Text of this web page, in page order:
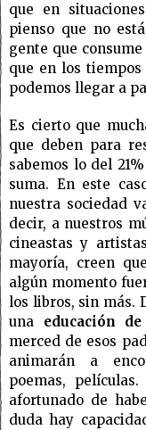
que en
pienso que no
gente que
que en los
podemos llegar a
Es cierto que
que deben para
sabemos lo del
suma. En este
nuestra sociedad
decir, a nuestros
cineastas y
mayoría, creen
algún momento
los libros, sin más.
una educación
merced de esos
animarán a
poemas,
afortunado de
duda hay